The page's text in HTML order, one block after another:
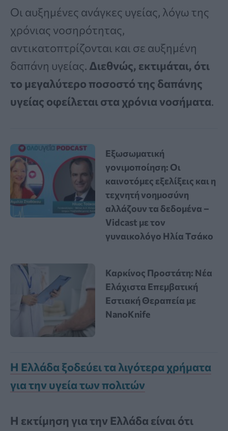
Οι αυξημένες ανάγκες υγείας, λόγω της
χρόνιας νοσηρότητας,
αντικατοπτρίζονται και σε αυξημένη
δαπάνη υγείας. Διεθνώς, εκτιμάται, ότι
το μεγαλύτερο ποσοστό της δαπάνης
υγείας οφείλεται στα χρόνια νοσήματα.
Εξωσωματική
γονιμοποίηση: Οι
καινοτόμες εξελίξεις και η
τεχνητή νοημοσύνη
αλλάζουν τα δεδομένα –
Vidcast με τον
γυναικολόγο Ηλία Τσάκο
Καρκίνος Προστάτη: Νέα
Ελάχιστα Επεμβατική
Εστιακή Θεραπεία με
NanoKnife
Η Ελλάδα ξοδεύει τα λιγότερα χρήματα
για την υγεία των πολιτών
Η εκτίμηση για την Ελλάδα είναι ότι